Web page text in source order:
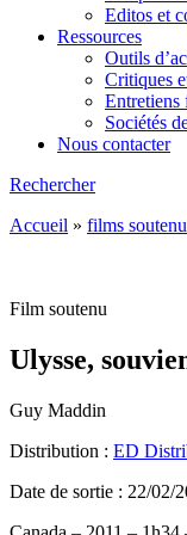
Editos et
Ressources
Outils
Critiques
Entretiens
Sociétés
Nous contacter
Rechercher
Accueil » films
Film soutenu
Ulysse,
Guy Maddin
Distribution : ED
Date de sortie : 22/02/